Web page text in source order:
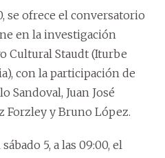
se ofrece el conversatorio
en la investigación
Cultural Staudt (Iturbe
con la participación de
Sandoval, Juan José
Forzley y Bruno López.
5, a las 09:00, el